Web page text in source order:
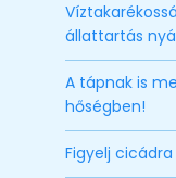
állattartás
A tápnak is
hőségben!
Figyelj